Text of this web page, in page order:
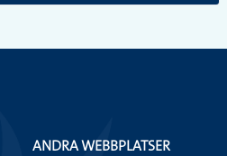
ANDRA WEBBPLATSER